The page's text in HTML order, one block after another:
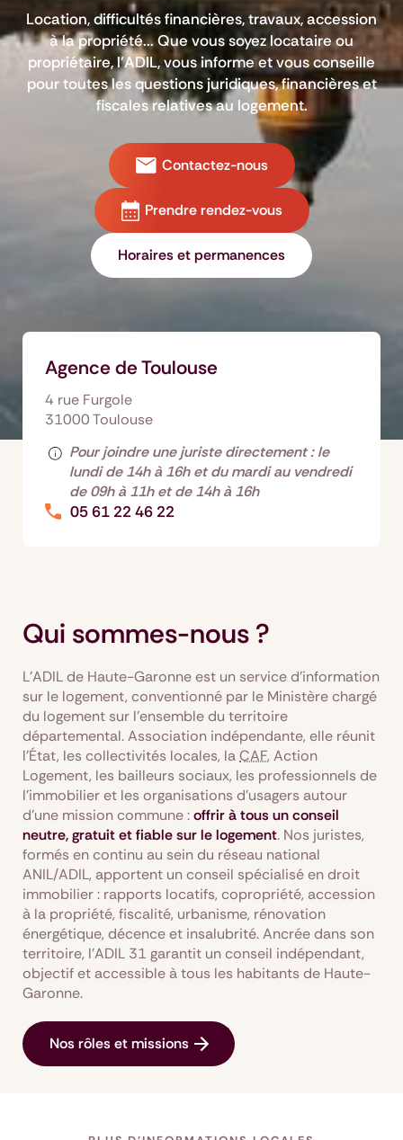
Location, difficultés financières, travaux, accession
à la propriété... Que vous soyez locataire ou
propriétaire, l’ADIL, vous informe et vous conseille
pour toutes les questions juridiques, financières et
fiscales relatives au logement.
Contactez-nous
Prendre rendez-vous
Horaires et permanences
Agence de Toulouse
4 rue Furgole
31000 Toulouse
Pour joindre une juriste directement : le
lundi de 14h à 16h et du mardi au vendredi
de 09h à 11h et de 14h à 16h
05 61 22 46 22
Qui sommes-nous ?
L’ADIL de Haute-Garonne est un service d’information
sur le logement, conventionné par le Ministère chargé
du logement sur l’ensemble du territoire
départemental. Association indépendante, elle réunit
l’État, les collectivités locales, laCAF, Action
Logement, les bailleurs sociaux, les professionnels de
l’immobilier et les organisations d’usagers autour
d’une mission commune :offrir à tous un conseil
neutre, gratuit et fiable sur le logement. Nos juristes,
formés en continu au sein du réseau national
ANIL/ADIL, apportent un conseil spécialisé en droit
immobilier : rapports locatifs, copropriété, accession
à la propriété, fiscalité, urbanisme, rénovation
énergétique, décence et insalubrité. Ancrée dans son
territoire, l’ADIL 31 garantit un conseil indépendant,
objectif et accessible à tous les habitants de Haute-
Garonne.
Nos rôles et missions